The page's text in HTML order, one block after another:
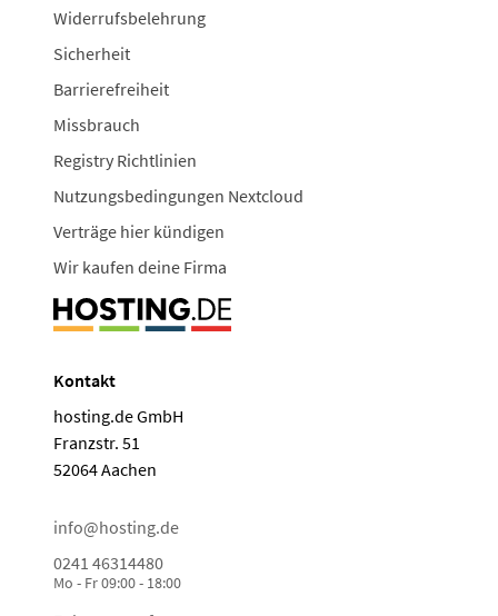
Widerrufsbelehrung
Sicherheit
Barrierefreiheit
Missbrauch
Registry Richtlinien
Nutzungsbedingungen Nextcloud
Verträge hier kündigen
Wir kaufen deine Firma
Kontakt
hosting.de GmbH
Franzstr. 51
52064 Aachen
info@hosting.de
0241 46314480
Mo - Fr 09:00 - 18:00